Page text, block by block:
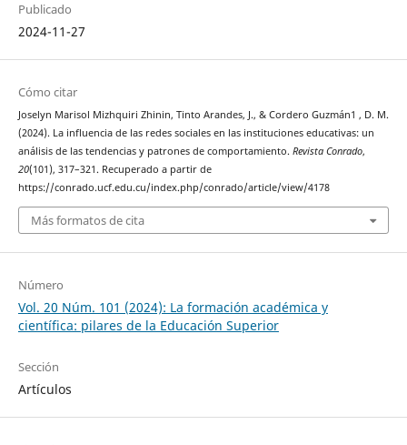
Publicado
2024-11-27
Cómo citar
Joselyn Marisol Mizhquiri Zhinin, Tinto Arandes, J., & Cordero Guzmán1 , D. M.
(2024). La influencia de las redes sociales en las instituciones educativas: un
análisis de las tendencias y patrones de comportamiento. Revista Conrado,
20(101), 317–321. Recuperado a partir de
https://conrado.ucf.edu.cu/index.php/conrado/article/view/4178
Más formatos de cita
Número
Vol. 20 Núm. 101 (2024): La formación académica y
científica: pilares de la Educación Superior
Sección
Artículos